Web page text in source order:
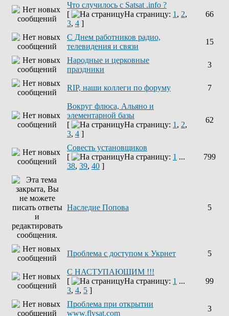
Что случилось с Satsat .info ?
[
На страницу: 1 , 2,
3, 4 ]
66
C Днем работников радио,
телевидения и связи
15
Народные и церковные
праздники
3
RIP, наши коллеги по форуму 7
Вокруг флюса, Альяно и
элементарной базы
[
На страницу: 1 , 2,
3, 4 ]
62
Совесть установщиков
[
На страницу: 1 ...
38, 39, 40 ]
799
Наследие Попова 5
Проблема с доступом к Укрнет 5
С НАСТУПАЮЩИМ !!!
[
На страницу: 1 ...
3, 4, 5 ]
99
Проблема при открытии
www.flysat.com
3